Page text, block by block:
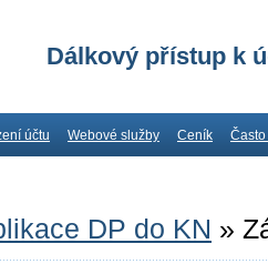
Dálkový přístup k
účtu Webové služby Ceník
DP do KN »